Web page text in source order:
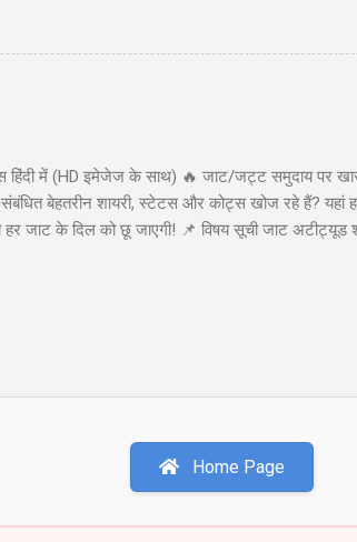
एक उन्नत ऑप्शन ट्रेडिंग स्ट्रैटेजी है जो तेजी
की संभावना दिखाई देती है। यह स्ट्रैटेजी कम
में (HD इमेजेज के साथ) 🔥 जाट/जट्ट समुदाय पर
बेहतरीन शायरी, स्टेटस और कोट्स खोज रहे हैं? यहां
जाट के दिल को छू जाएगी! 📌 विषय सूची जाट अटीट्यूड
है बाप रे खतरनाक है जाट..!!" इस शायरी को शेयर करें:
Home Page